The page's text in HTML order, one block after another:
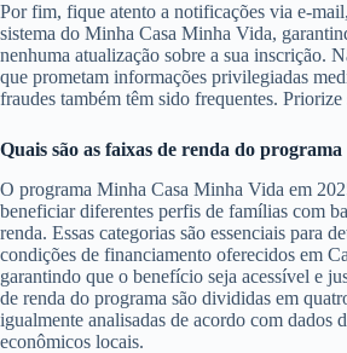
Por fim, fique atento a notificações via e-
sistema do Minha Casa Minha Vida,
nenhuma atualização sobre a sua inscrição.
que prometam informações privilegiadas
fraudes também têm sido frequentes.
Quais são as faixas de renda do programa
O programa Minha Casa Minha Vida em
beneficiar diferentes perfis de famílias com
renda. Essas categorias são essenciais para
condições de financiamento oferecidos em
garantindo que o benefício seja acessível e
de renda do programa são divididas em
igualmente analisadas de acordo com dados
econômicos locais.